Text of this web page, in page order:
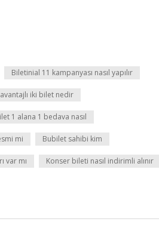
Biletinial 11 kampanyası nasıl yapılır
iki bilet nedir
1 alana 1 bedava nasıl
mi Bubilet sahibi kim
var mı Konser bileti nasıl indirimli alınır